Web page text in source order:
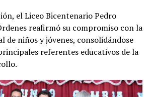
el Liceo Bicentenario Pedro
reafirmó su compromiso con la
de niños y jóvenes, consolidándose
referentes educativos de la